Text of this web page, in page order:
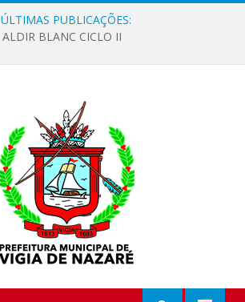
ÚLTIMAS PUBLICAÇÕES:
ALDIR BLANC CICLO II